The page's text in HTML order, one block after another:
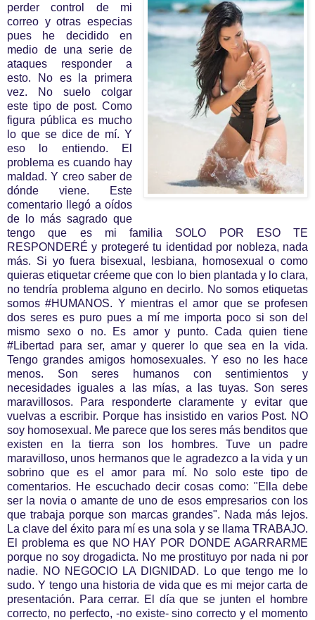
perder control de mi
correo y otras especias
pues he decidido en
medio de una serie de
ataques responder a
esto. No es la primera
vez. No suelo colgar
este tipo de post. Como
figura pública es mucho
lo que se dice de mí. Y
eso lo entiendo. El
problema es cuando hay
maldad. Y creo saber de
dónde viene. Este
comentario llegó a oídos
de lo más sagrado que
tengo que es mi familia SOLO POR ESO TE
RESPONDERÉ y protegeré tu identidad por nobleza, nada
más. Si yo fuera bisexual, lesbiana, homosexual o como
quieras etiquetar créeme que con lo bien plantada y lo clara,
no tendría problema alguno en decirlo. No somos etiquetas
somos #HUMANOS. Y mientras el amor que se profesen
dos seres es puro pues a mí me importa poco si son del
mismo sexo o no. Es amor y punto. Cada quien tiene
#Libertad para ser, amar y querer lo que sea en la vida.
Tengo grandes amigos homosexuales. Y eso no les hace
menos. Son seres humanos con sentimientos y
necesidades iguales a las mías, a las tuyas. Son seres
maravillosos. Para responderte claramente y evitar que
vuelvas a escribir. Porque has insistido en varios Post. NO
soy homosexual. Me parece que los seres más benditos que
existen en la tierra son los hombres. Tuve un padre
maravilloso, unos hermanos que le agradezco a la vida y un
sobrino que es el amor para mí. No solo este tipo de
comentarios. He escuchado decir cosas como: "Ella debe
ser la novia o amante de uno de esos empresarios con los
que trabaja porque son marcas grandes". Nada más lejos.
La clave del éxito para mí es una sola y se llama TRABAJO.
El problema es que NO HAY POR DONDE AGARRARME
porque no soy drogadicta. No me prostituyo por nada ni por
nadie. NO NEGOCIO LA DIGNIDAD. Lo que tengo me lo
sudo. Y tengo una historia de vida que es mi mejor carta de
presentación. Para cerrar. El día que se junten el hombre
correcto, no perfecto, -no existe- sino correcto y el momento